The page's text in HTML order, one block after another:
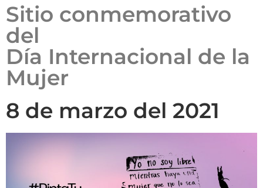
Sitio conmemorativo
del
Día Internacional de la
Mujer
8 de marzo del 2021